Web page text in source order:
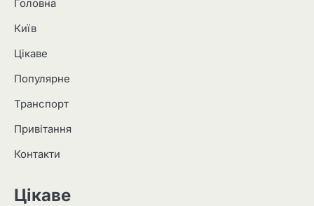
Головна
Київ
Цікаве
Популярне
Транспорт
Привітання
Контакти
Цікаве